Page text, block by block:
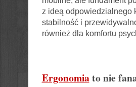
z ideą odpowiedzialnego
stabilność i
również dla komfortu
Ergonomiato nie